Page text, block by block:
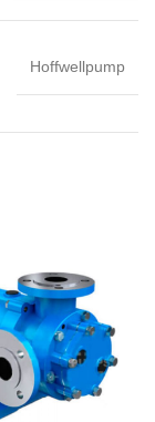
Hoffwellpump